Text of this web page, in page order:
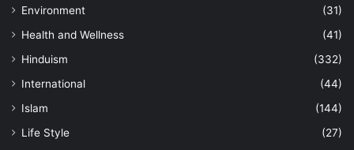
Environment
(31)
Health and Wellness
(41)
Hinduism
(332)
International
(44)
Islam
(144)
Life Style
(27)